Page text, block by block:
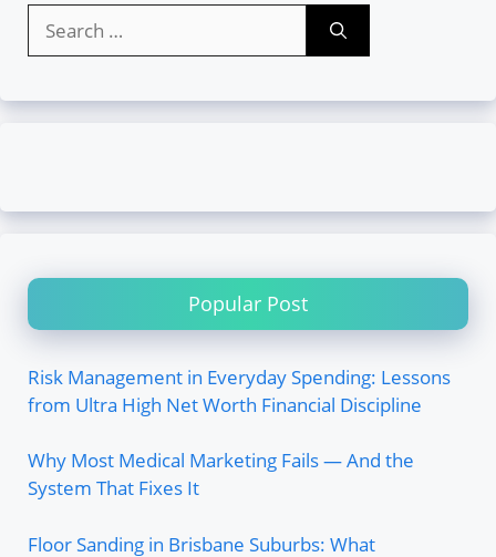
for:
Popular Post
Risk Management in Everyday Spending: Lessons
from Ultra High Net Worth Financial Discipline
Why Most Medical Marketing Fails — And the
System That Fixes It
Floor Sanding in Brisbane Suburbs: What